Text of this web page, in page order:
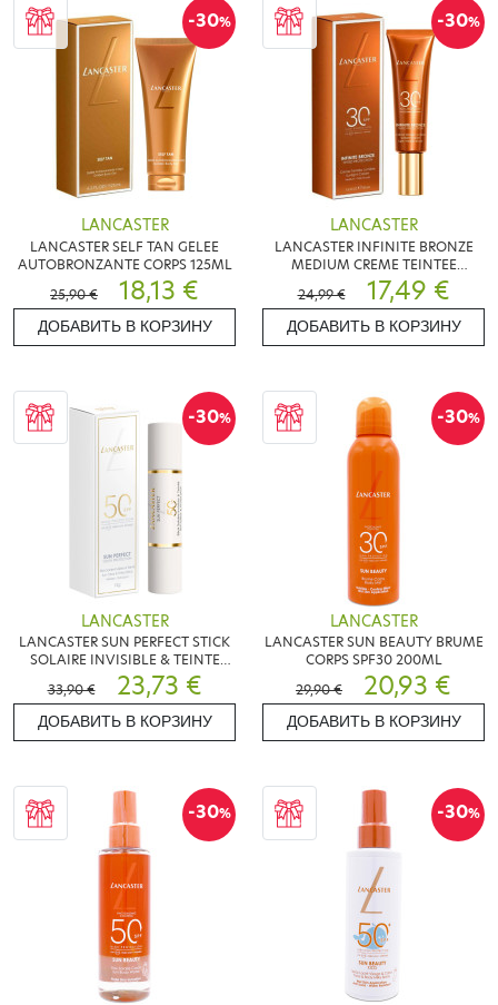
-30%
LANCASTER
LANCASTER SELF TAN GELEE
AUTOBRONZANTE CORPS 125ML
25,90 €
18,13 €
ДОБАВИТЬ В КОРЗИНУ
-30%
LANCASTER
LANCASTER INFINITE BRONZE
MEDIUM CREME TEINTEE
LUMIERE SPF30 50ML
24,99 € 17,49 €
ДОБАВИТЬ В КОРЗИНУ
-30%
LANCASTER
LANCASTER SUN PERFECT STICK
SOLAIRE INVISIBLE & TEINTE
SPF50 12G
33,90 € 23,73 €
ДОБАВИТЬ В КОРЗИНУ
-30%
LANCASTER
LANCASTER SUN BEAUTY BRUME
CORPS SPF30 200ML
29,90 €
20,93 €
ДОБАВИТЬ В КОРЗИНУ
-30% -30%